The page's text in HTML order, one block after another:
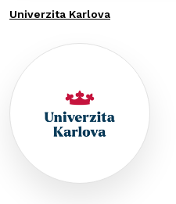
Univerzita Karlova